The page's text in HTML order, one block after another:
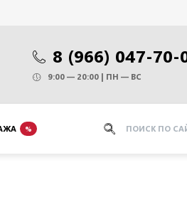
8 (966) 047-70-
9:00 — 20:00 | ПН — ВС
%